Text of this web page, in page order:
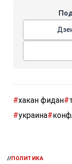
#хакан фидан#
#украина#
//ПОЛИТИКА